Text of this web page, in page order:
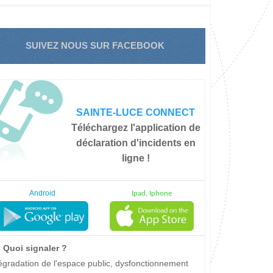
SUIVEZ NOUS SUR FACEBOOK
SAINTE-LUCE CONNECT
Téléchargez l'application de
déclaration d'incidents en
ligne !
Android Ipad, Iphone
Quoi signaler ?
de l'espace public, dysfonctionnement